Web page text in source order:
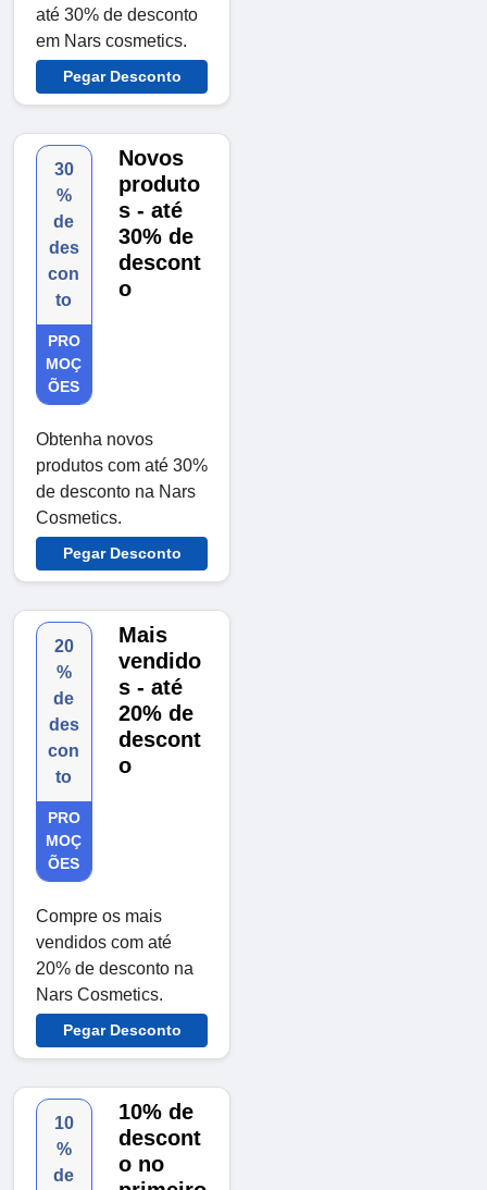
até 30% de desconto
em Nars cosmetics.
Pegar Desconto
30
%
de
des
con
to
PRO
MOÇ
ÕES
Novos
produto
s - até
30% de
descont
o
Obtenha novos
produtos com até 30%
de desconto na Nars
Cosmetics.
Pegar Desconto
20
%
de
des
con
to
PRO
MOÇ
ÕES
Mais
vendido
s - até
20% de
descont
o
Compre os mais
vendidos com até
20% de desconto na
Nars Cosmetics.
Pegar Desconto
10
%
de
10% de
descont
o no